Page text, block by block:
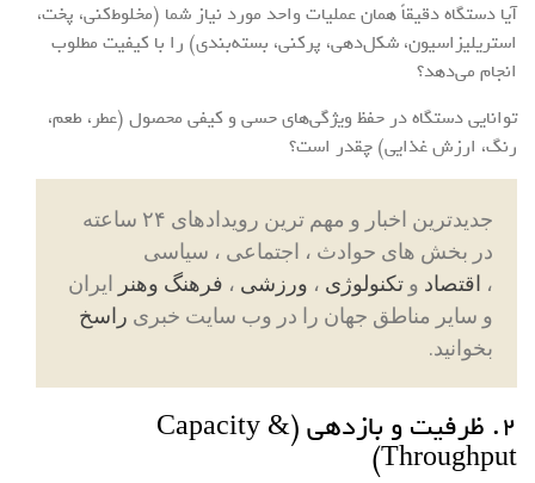
آیا دستگاه دقیقاً همان عملیات واحد مورد نیاز شما (مخلوط‌کنی، پخت،
استریلیزاسیون، شکل‌دهی، پرکنی، بسته‌بندی) را با کیفیت مطلوب
انجام می‌دهد؟
توانایی دستگاه در حفظ ویژگی‌های حسی و کیفی محصول (عطر، طعم،
رنگ، ارزش غذایی) چقدر است؟
جدیدترین اخبار و مهم ترین رویدادهای ۲۴ ساعته
در بخش های حوادث ، اجتماعی ، سیاسی
، اقتصاد و تکنولوژی ، ورزشی ، فرهنگ وهنر ایران
و سایر مناطق جهان را در وب سایت خبری راسخ
بخوانید.
۲. ظرفیت و بازدهی (Capacity &
Throughput)